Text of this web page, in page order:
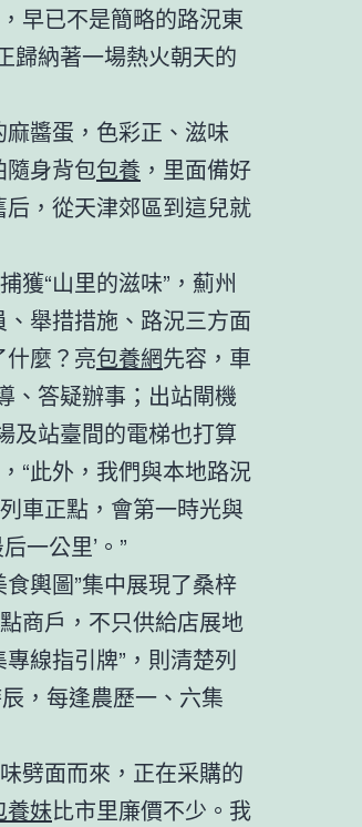
早已不是簡略的路況東
歸納著一場熱火朝天的
醬蛋，色彩正、滋味
隨身背包包養 ，里面備好
，從天津郊區到這兒就
捕獲“山里的滋味”，薊州
舉措措施、路況三方面
什麼？亮包養網先容，車
、答疑辦事；出站閘機
及站臺間的電梯也打算
“此外，我們與本地路況
車正點，會第一時光與
一公里’。”
輿圖”集中展現了桑梓
商戶，不只供給店展地
線指引牌”，則清楚列
，每逢農歷一、六集
劈面而來，正在采購的
養妹比市里廉價不少。我